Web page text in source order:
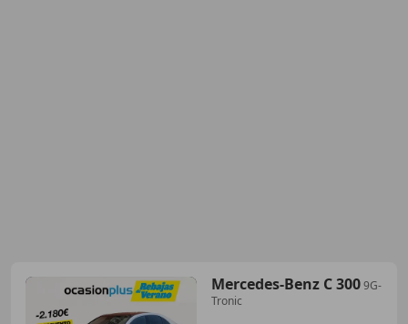
Mercedes-Benz C 3009G-
Tronic